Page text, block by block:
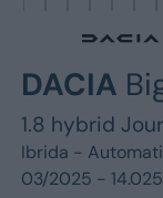
DACIA
1.8 hybrid
Ibrida -
03/2025 -